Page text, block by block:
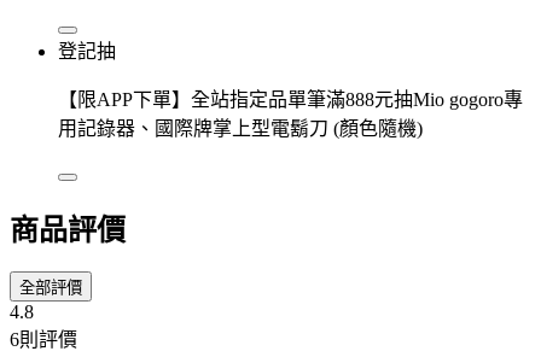
登記抽
【限APP下單】全站指定品單筆滿888元抽Mio gogoro專
用記錄器、國際牌掌上型電鬍刀 (顏色隨機)
商品評價
全部評價
4.8
6則評價